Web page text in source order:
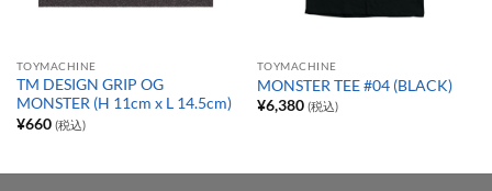
TOYMACHINE
TM DESIGN GRIP OG
MONSTER (H 11cm x L 14.5cm)
¥660 (税込)
TOYMACHINE
MONSTER TEE #04 (BLACK)
¥6,380 (税込)